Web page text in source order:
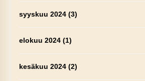
syyskuu 2024(3)
elokuu 2024(1)
kesäkuu 2024(2)